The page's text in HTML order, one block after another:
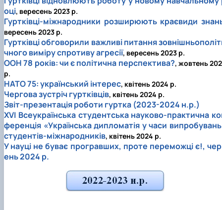
оці, вересень 2023 р.
Гуртківці-міжнародники розширюють краєвиди
вересень 2023 р.
Гуртківці обговорили важливі питання
чного виміру спротиву агресії, вересень 2023 р.
ООН 78 років: чи є політична перспектива?, жовтень
р.
НАТО 75: український інтерес, квітень 2024 р.
Чергова зустріч гуртківців, квітень 2024 р.
Звіт-презентація роботи гуртка (2023-2024 н.р.)
ХVІ Всеукраїнська студентська науково-практична
ференція «Українська дипломатія у часи
студентів-міжнародників, квітень 2024 р.
У науці не буває програвших, проте переможці є!,
ень 2024 р.